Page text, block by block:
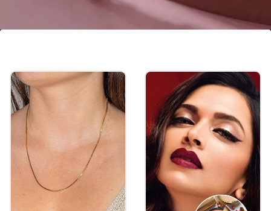
जर तुम्हाला क्यूट आणि फेमिनिन ज्वेलरी आवडत असेल, तर बो
डिझाइनचे सिल्व्हर हगी हूप्स एक उत्तम पर्याय आहेत. हे कानातले
डेनिम, कुर्ती किंवा समर ड्रेसेससोबत सहज स्टाईल करता येतात.
Image credits: pinterest